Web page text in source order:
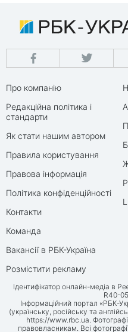
Про компанію
Редакційна політика і
стандарти
Як стати нашим автором
Правила користування
Правова інформація
Політика конфіденційності
Контакти
Команда
Вакансії в РБК-Україна
Розмістити рекламу
Ідентифікатор онлайн-медіа в
R40-
Інформаційний портал «РБК-
(українську, російську та
https://www.rbc.ua .
правовласникам. Всі